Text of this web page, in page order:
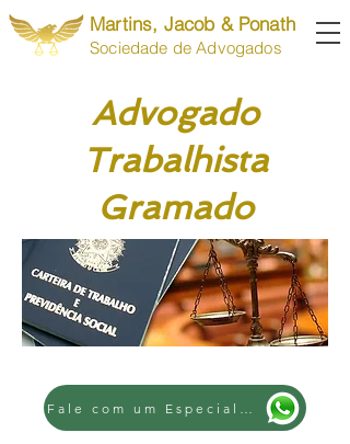
Martins, Jacob & Ponath
Sociedade de Advogados
Advogado
Trabalhista
Gramado